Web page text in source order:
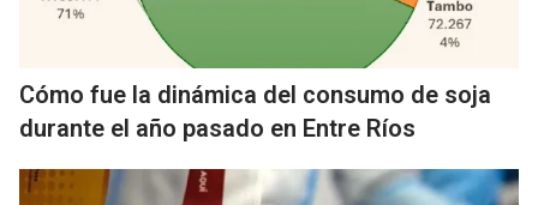
Cómo fue la dinámica del consumo de soja
durante el año pasado en Entre Ríos